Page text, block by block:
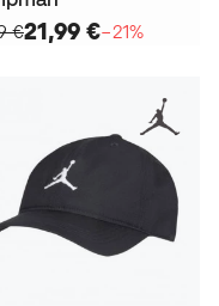
€21,99 €−21%